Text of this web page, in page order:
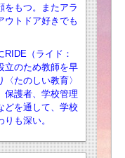
をもつ。またアラ
ウトドア好きでも
（ライド：
立のため教師を早
たのしい教育〉
保護者、学校管理
どを通して、学校
も深い。